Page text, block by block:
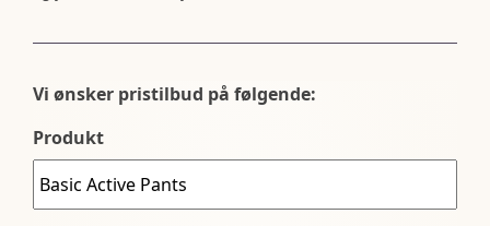
Vi ønsker pristilbud på følgende:
Produkt